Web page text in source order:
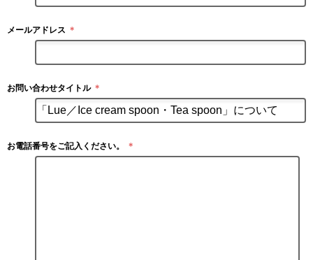
メールアドレス ＊
お問い合わせタイトル ＊
お電話番号をご記入ください。 ＊